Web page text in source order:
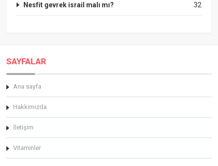
32
Nesfit gevrek israil malı mı?
SAYFALAR
Ana sayfa
Hakkimizda
İletişim
Vitaminler